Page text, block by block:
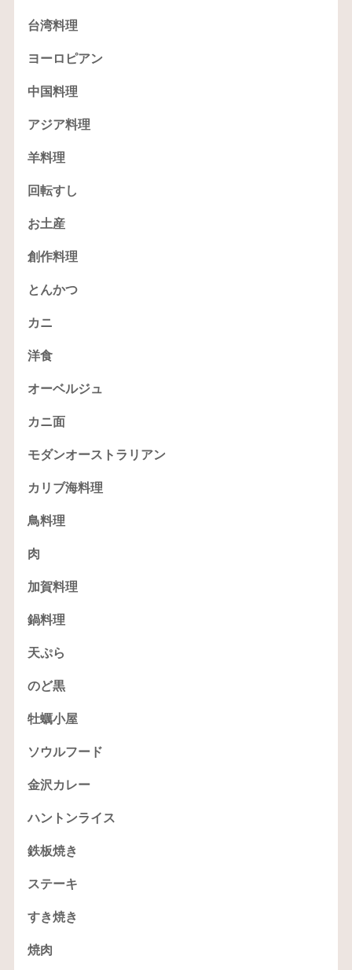
台湾料理
ヨーロピアン
中国料理
アジア料理
羊料理
回転すし
お土産
創作料理
とんかつ
カニ
洋食
オーベルジュ
カニ面
モダンオーストラリアン
カリブ海料理
鳥料理
肉
加賀料理
鍋料理
天ぷら
のど黒
牡蠣小屋
ソウルフード
金沢カレー
ハントンライス
鉄板焼き
ステーキ
すき焼き
焼肉